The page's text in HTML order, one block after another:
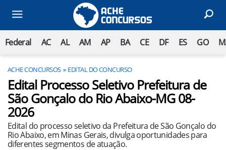
Federal AC AL AM AP BA CE DF ES GO
ACHE CONCURSOS EDITAL DO CONCURSO
Edital Processo Seletivo Prefeitura de
São Gonçalo do Rio Abaixo-MG 08-
2026
Edital do processo seletivo da Prefeitura de São Gonçalo do
Rio Abaixo, em Minas Gerais, divulga oportunidades para
diferentes segmentos de atuação.